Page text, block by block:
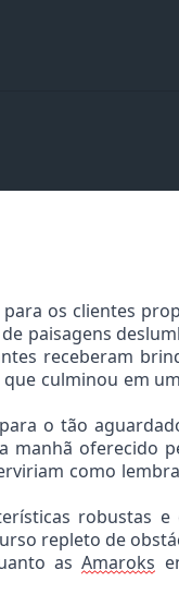
os clientes
paisagens
receberam
culminou em
o tão
oferecido
como
robustas e
repleto de
asAmaroks